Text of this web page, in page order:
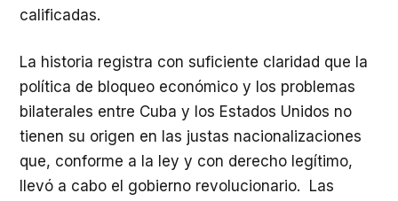
calificadas.
La historia registra con suficiente claridad que la
política de bloqueo económico y los problemas
bilaterales entre Cuba y los Estados Unidos no
tienen su origen en las justas nacionalizaciones
que, conforme a la ley y con derecho legítimo,
llevó a cabo el gobierno revolucionario. Las